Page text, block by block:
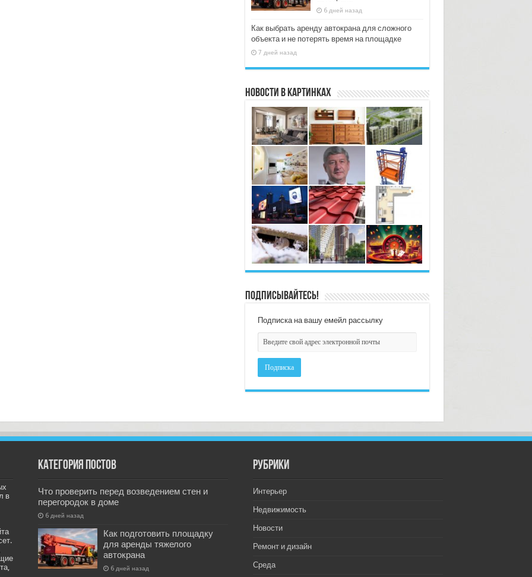
6 дней назад
Как выбрать аренду автокрана для сложного
объекта и не потерять время на площадке
7 дней назад
Новости в картинках
Подписывайтесь!
Подписка на вашу емейл рассылку
в
Категория постов
Что проверить перед возведением стен и
перегородок в доме
6 дней назад
Как подготовить площадку
для аренды тяжелого
автокрана
6 дней назад
РУбрики
Интерьер
Недвижимость
Новости
Ремонт и дизайн
Среда